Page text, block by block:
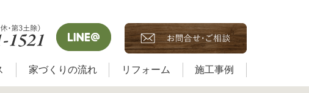
家づくりの流れ リフォーム 施工事例